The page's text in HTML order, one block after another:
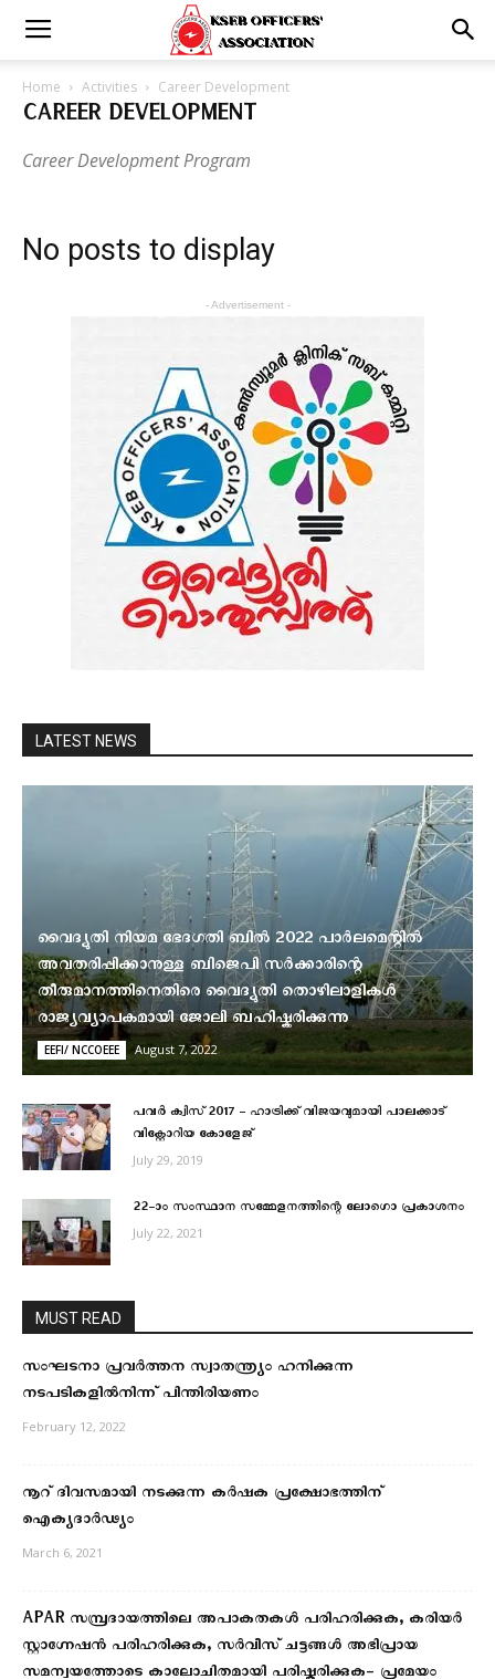
Home Activities Career Development
CAREER DEVELOPMENT
Career Development Program
No posts to display
- Advertisement -
LATEST NEWS
വൈദ്യുതി നിയമ ഭേദഗതി ബിൽ 2022 പാർലമെന്റിൽ
അവതരിപ്പിക്കാനുള്ള ബിജെപി സർക്കാരിന്റെ
തീരുമാനത്തിനെതിരെ വൈദ്യുതി തൊഴിലാളികൾ
രാജ്യവ്യാപകമായി ജോലി ബഹിഷ്കരിക്കുന്നു
EEFI/ NCCOEEE August 7, 2022
പവര്‍ ക്വിസ് 2017 – ഹാട്രിക്ക് വിജയവുമായി പാലക്കാട്
വിക്റ്റോറിയ കോളേജ്
July 29, 2019
22–ാം സംസ്ഥാന സമ്മേളനത്തിന്റെ ലോഗൊ പ്രകാശനം
July 22, 2021
MUST READ
സംഘടനാ പ്രവര്‍ത്തന സ്വാതന്ത്ര്യം ഹനിക്കുന്ന
നടപടികളില്‍നിന്ന് പിന്തിരിയണം
February 12, 2022
നൂറ് ദിവസമായി നടക്കുന്ന കര്‍ഷക പ്രക്ഷോഭത്തിന്
ഐക്യദാര്‍ഢ്യം
March 6, 2021
APAR സമ്പ്രദായത്തിലെ അപാകതകള്‍ പരിഹരിക്കുക, കരിയര്‍
സ്റ്റാഗ്നേഷന്‍ പരിഹരിക്കുക, സര്‍വീസ് ചട്ടങ്ങള്‍ അഭിപ്രായ